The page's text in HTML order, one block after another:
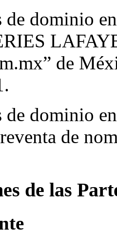
de dominio
de
de dominio
de
de las